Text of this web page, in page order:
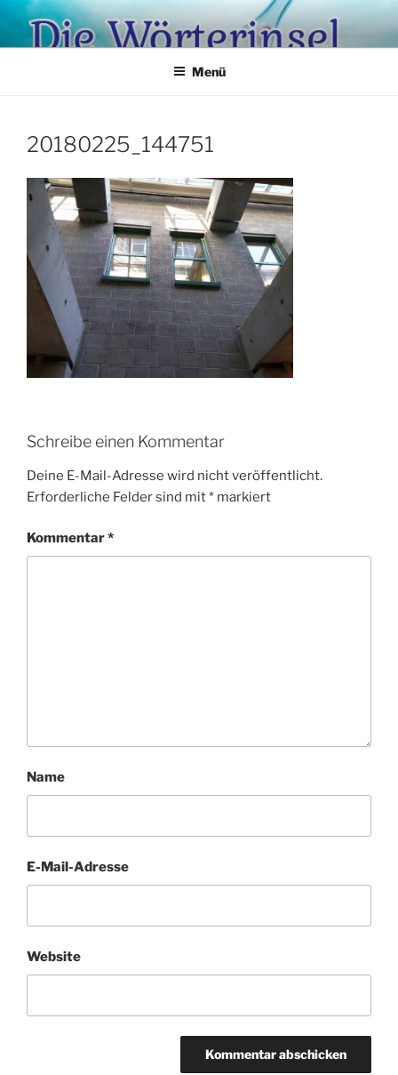
Zum
Inhalt
springen
Menü
20180225_144751
Schreibe einen Kommentar
Deine E-Mail-Adresse wird nicht veröffentlicht.
Erforderliche Felder sind mit* markiert
Kommentar*
Name
E-Mail-Adresse
Website